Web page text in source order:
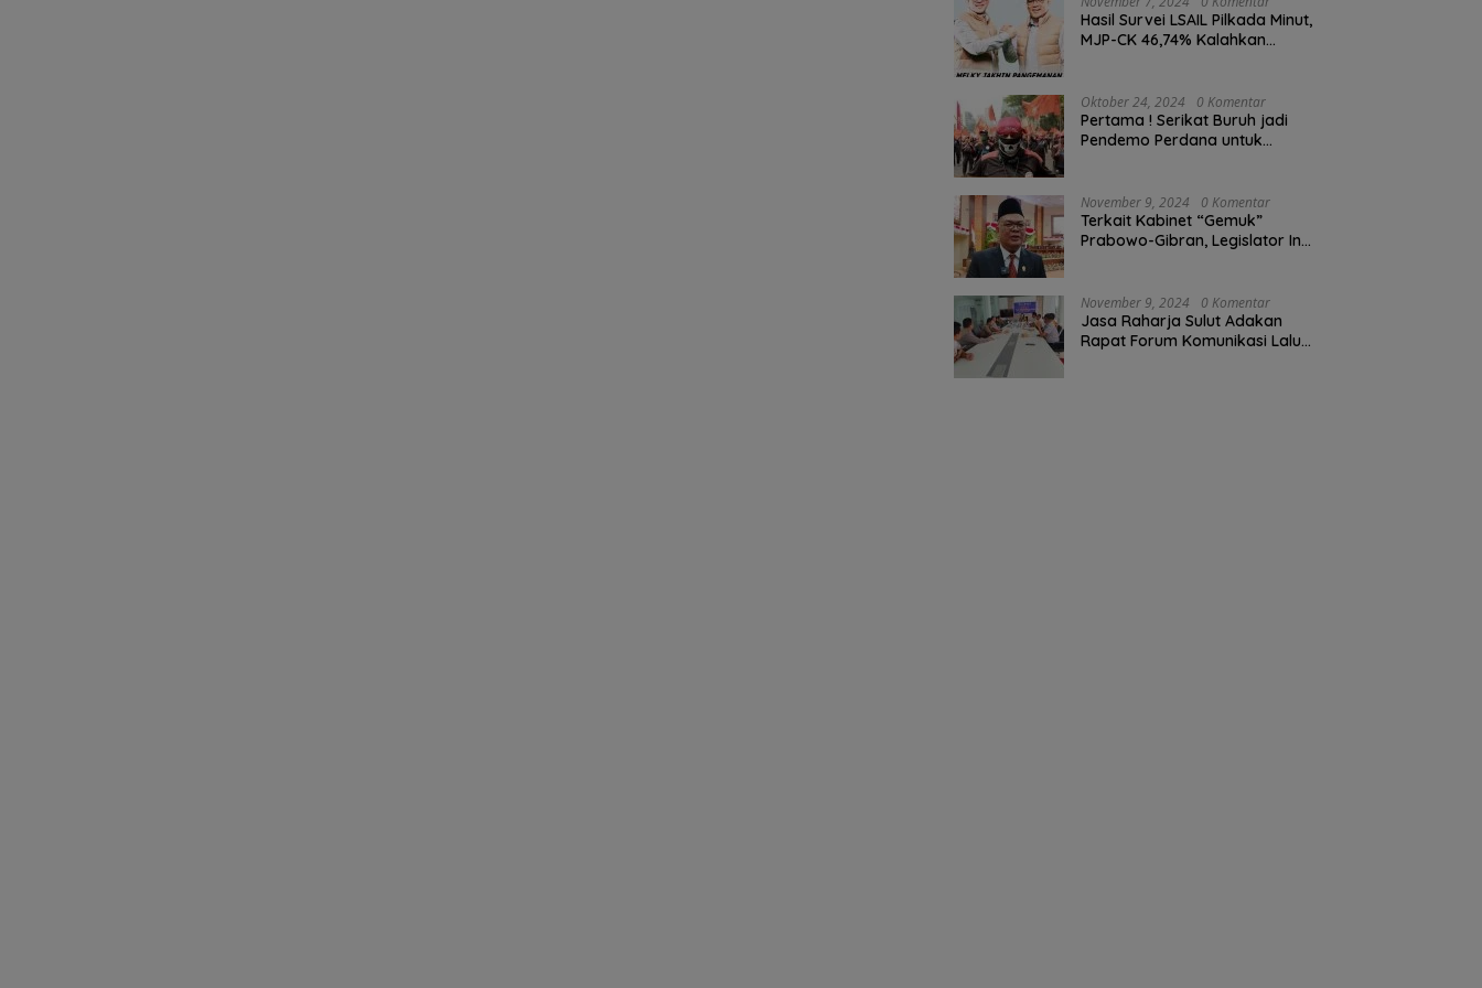
Hasil Survei LSAIL Pilkada Minut,
MJP-CK 46,74% Kalahkan
Oktober 24, 2024 0 Komentar
Pertama ! Serikat Buruh jadi
Pendemo Perdana untuk
November 9, 2024 0 Komentar
Terkait Kabinet “Gemuk”
Prabowo-Gibran, Legislator Ini
November 9, 2024 0 Komentar
Jasa Raharja Sulut Adakan
Rapat Forum Komunikasi Lalu